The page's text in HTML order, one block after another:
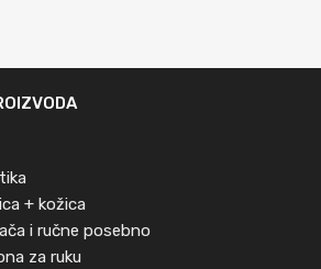
+ kožica
i ručne posebno
za ruku